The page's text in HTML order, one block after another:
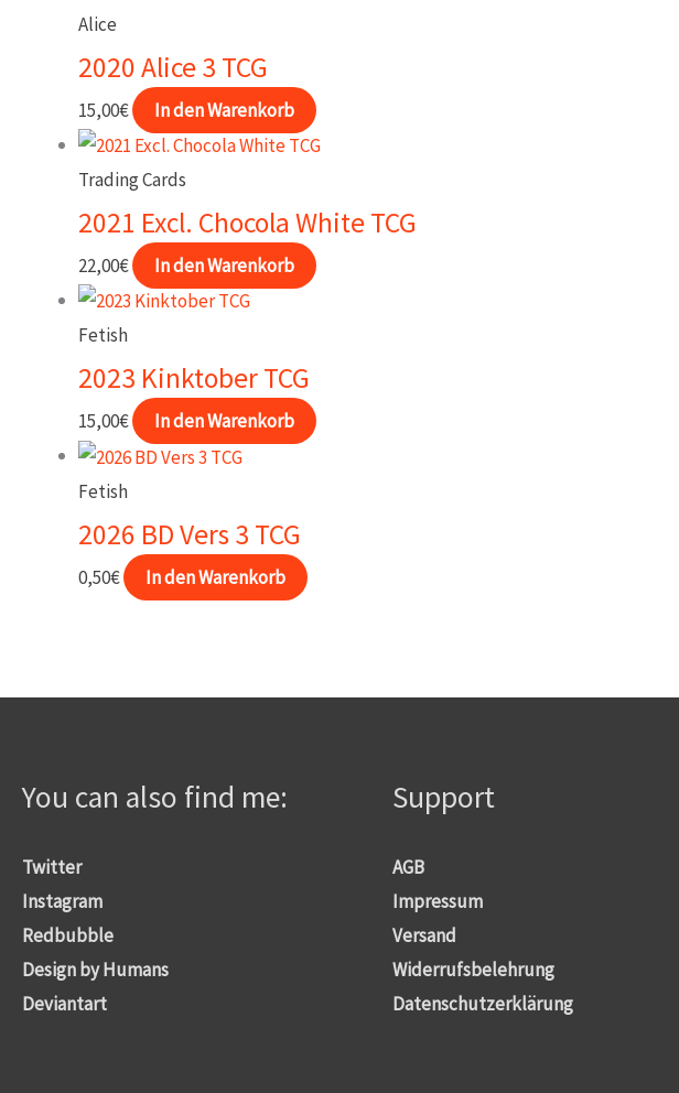
Alice
2020 Alice 3 TCG
15,00€ In den Warenkorb
Trading Cards
2021 Excl. Chocola White TCG
22,00€ In den Warenkorb
Fetish
2023 Kinktober TCG
15,00€ In den Warenkorb
Fetish
2026 BD Vers 3 TCG
0,50€ In den Warenkorb
You can also find me:
Twitter
Instagram
Redbubble
Design by Humans
Deviantart
Support
AGB
Impressum
Versand
Widerrufsbelehrung
Datenschutzerklärung